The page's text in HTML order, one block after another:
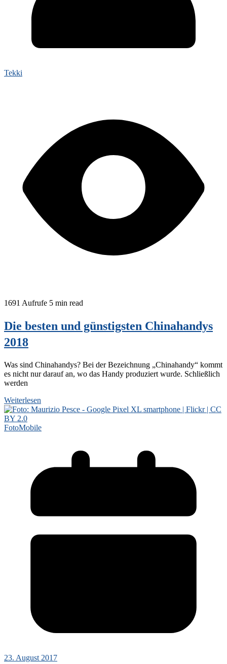
Tekki
1691 Aufrufe 5 min read
Die besten und günstigsten Chinahandys
2018
Was sind Chinahandys? Bei der Bezeichnung „Chinahandy“ kommt
es nicht nur darauf an, wo das Handy produziert wurde. Schließlich
werden
Weiterlesen
FotoMobile
23. August 2017